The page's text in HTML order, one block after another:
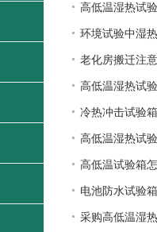
高低温湿热试
环境试验中湿
老化房搬迁注
高低温湿热试
冷热冲击试验
高低温湿热试
高低温试验箱
电池防水试验
采购高低温湿